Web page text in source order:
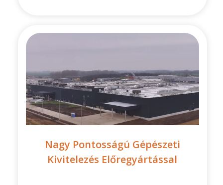
Nagy Pontosságú Gépészeti
Kivitelezés Előregyártással